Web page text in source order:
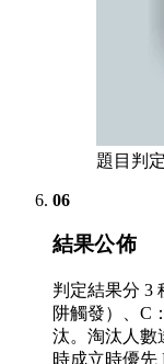
題目判
06
結果公佈
判定結果分 3
阱觸發）、C
汰。淘汰人數
時成立時優先